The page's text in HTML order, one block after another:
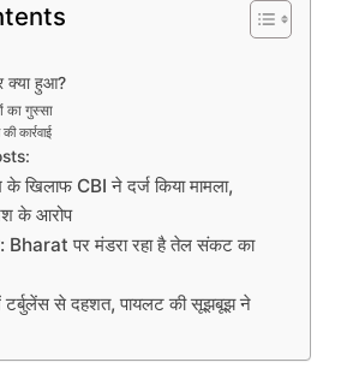
क्या हुआ?
का गुस्सा
कार्रवाई
के खिलाफ CBI ने दर्ज किया मामला,
के आरोप
Bharat पर मंडरा रहा है तेल संकट का
से दहशत, पायलट की सूझबूझ ने